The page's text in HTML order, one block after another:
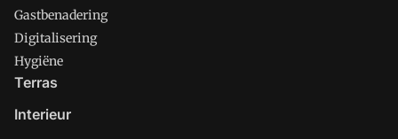
Gastbenadering
Digitalisering
Hygiëne
Terras
Interieur